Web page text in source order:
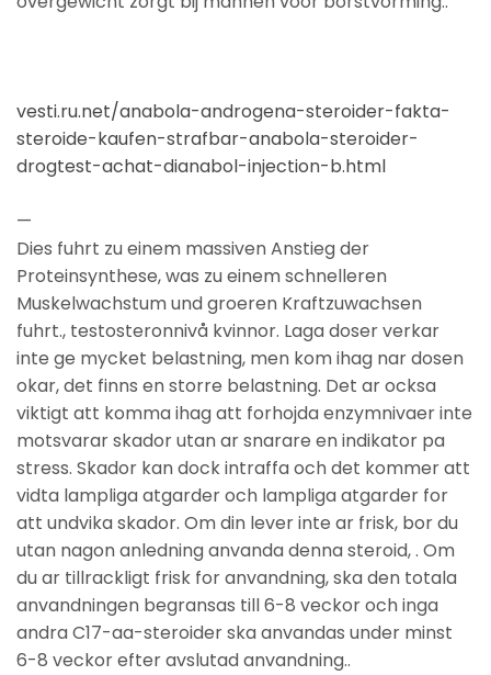
vesti.ru.net/anabola-androgena-steroider-fakta-
steroide-kaufen-strafbar-anabola-steroider-
drogtest-achat-dianabol-injection-b.html
—
Dies fuhrt zu einem massiven Anstieg der
Proteinsynthese, was zu einem schnelleren
Muskelwachstum und groeren Kraftzuwachsen
fuhrt., testosteronnivå kvinnor. Laga doser verkar
inte ge mycket belastning, men kom ihag nar dosen
okar, det finns en storre belastning. Det ar ocksa
viktigt att komma ihag att forhojda enzymnivaer inte
motsvarar skador utan ar snarare en indikator pa
stress. Skador kan dock intraffa och det kommer att
vidta lampliga atgarder och lampliga atgarder for
att undvika skador. Om din lever inte ar frisk, bor du
utan nagon anledning anvanda denna steroid, . Om
du ar tillrackligt frisk for anvandning, ska den totala
anvandningen begransas till 6-8 veckor och inga
andra C17-aa-steroider ska anvandas under minst
6-8 veckor efter avslutad anvandning..